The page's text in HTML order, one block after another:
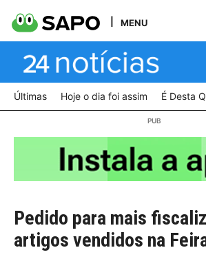
MENU
Últimas Hoje o dia foi assim É Desta
Pedido para mais
artigos vendidos na